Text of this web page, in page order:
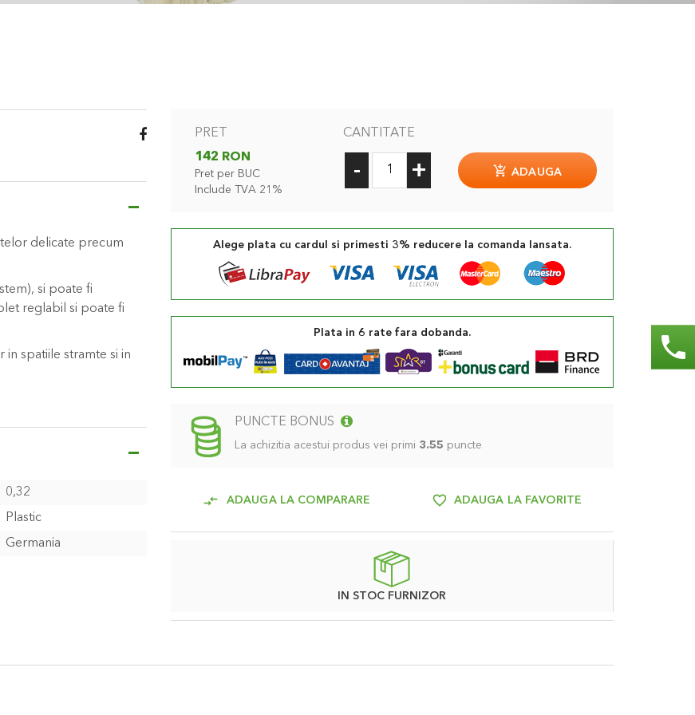
PRET
142 RON
Pret per BUC
Include TVA 21%
CANTITATE
- + ADAUGA
Alege plata cu cardul si primesti 3% reducere la comanda lansata.
Plata in 6 rate fara dobanda.
PUNCTE BONUS
La achizitia acestui produs vei primi 3.55 puncte
ADAUGA LA COMPARARE ADAUGA LA FAVORITE
IN STOC FURNIZOR
delicate precum
si poate fi
reglabil si poate fi
spatiile stramte si in
0,32
Plastic
Germania
phone